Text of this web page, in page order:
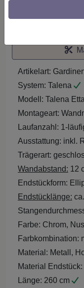
Artikelart:
System: Talena
Modell: Talena Etta
Montageart:
Laufanzahl: 1-
Ausstattung: inkl.
Trägerart:
Wandabstand: 12
Endstückform:
Endstücklänge:
Farbe: Chrom,
Farbkombination:
Material: Metall,
Material Endstück:
Länge: 260 cm